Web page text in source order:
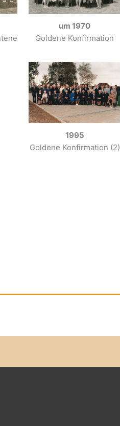
um 1970
Goldene Konfirmation
1995
Goldene Konfirmation (2)